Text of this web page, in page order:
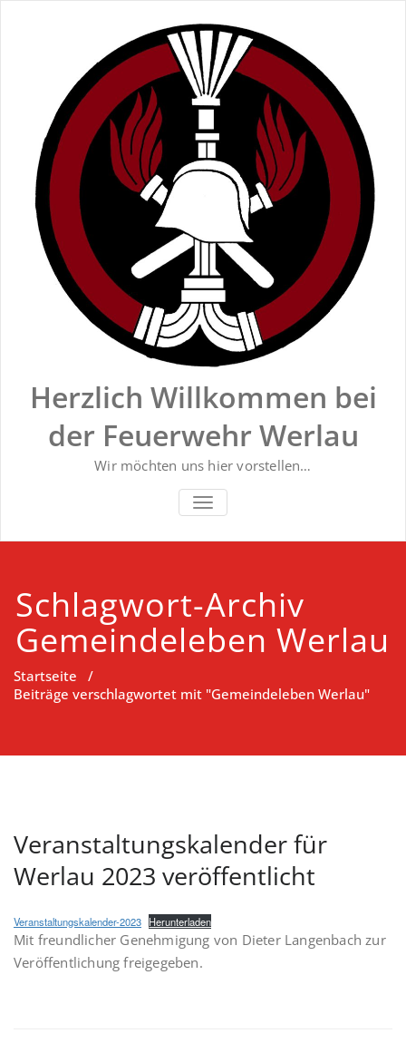
Herzlich Willkommen bei
der Feuerwehr Werlau
Wir möchten uns hier vorstellen…
NAVIGATION UMSCHALTEN
Schlagwort-Archiv
Gemeindeleben Werlau
Startseite /
Beiträge verschlagwortet mit "Gemeindeleben Werlau"
Veranstaltungskalender für
Werlau 2023 veröffentlicht
Veranstaltungskalender-2023 Herunterladen
Mit freundlicher Genehmigung von Dieter Langenbach zur
Veröffentlichung freigegeben.